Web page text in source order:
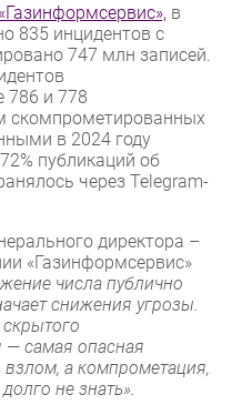
в
835 инцидентов с
747 млн записей.
786 и 778
скомпрометированных
в 2024 году
публикаций об
через Telegram-
директора –
«Газинформсервис»
числа публично
снижения угрозы.
— самая опасная
взлом, а компрометация,
не знать».